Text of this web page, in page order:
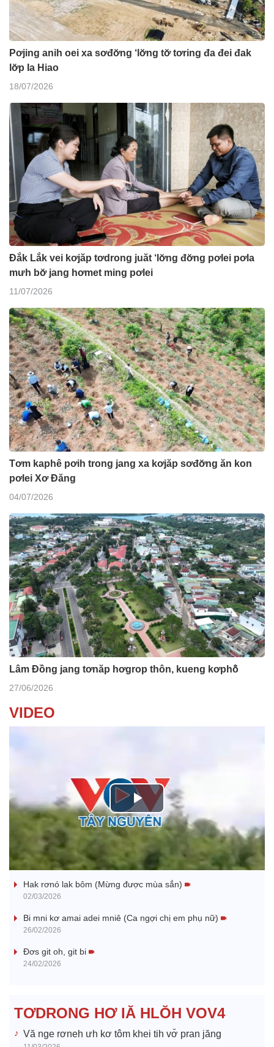
Pơjing anih oei xa sơđơ̆ng ‘lơ̆ng tơ̆ tơring đa đei đak
lơ̆p Ia Hiao
18/07/2026
Đắk Lắk vei kơjăp tơdrong juăt ‘lơ̆ng đơ̆ng pơlei pơla
mưh bơ̆ jang hơmet ming pơlei
11/07/2026
Tơm kaphê pơih trong jang xa kơjăp sơđơ̆ng ăn kon
pơlei Xơ Đăng
04/07/2026
Lâm Đồng jang tơnăp hơgrop thôn, kueng kơphô̆
27/06/2026
VIDEO
P
a
V
e
o
Nhớ bạn
Hak rơnó lak bôm (Mừng được mùa sắn)
02/03/2026
Bi mni kơ amai adei mniê (Ca ngợi chị em phụ nữ)
26/02/2026
Đơs git oh, git bi
24/02/2026
TƠDRONG HƠ IĂ HLŎH VOV4
Vă nge rơneh ưh kơ tôm khei tih vơ̆ pran jăng